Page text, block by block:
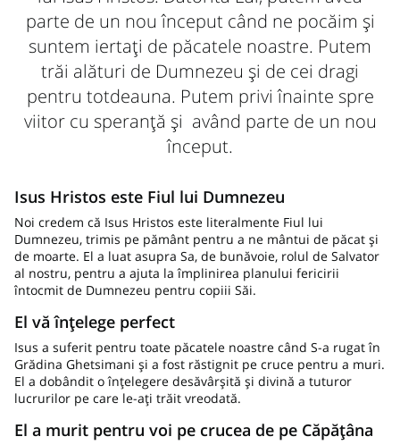
parte de un nou început când ne pocăim și
suntem iertați de păcatele noastre. Putem
trăi alături de Dumnezeu și de cei dragi
pentru totdeauna. Putem privi înainte spre
viitor cu speranță și având parte de un nou
început.
Isus Hristos este Fiul lui Dumnezeu
Noi credem că Isus Hristos este literalmente Fiul lui
Dumnezeu, trimis pe pământ pentru a ne mântui de păcat și
de moarte. El a luat asupra Sa, de bunăvoie, rolul de Salvator
al nostru, pentru a ajuta la împlinirea planului fericirii
întocmit de Dumnezeu pentru copiii Săi.
El vă înțelege perfect
Isus a suferit pentru toate păcatele noastre când S-a rugat în
Grădina Ghetsimani și a fost răstignit pe cruce pentru a muri.
El a dobândit o înțelegere desăvârșită și divină a tuturor
lucrurilor pe care le-ați trăit vreodată.
El a murit pentru voi pe crucea de pe Căpățâna